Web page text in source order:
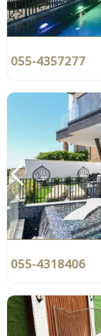
055-4357277
055-4318406